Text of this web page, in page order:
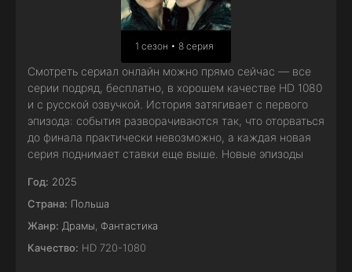
1 сезон • 8 серия
Смотреть сериал онлайн можно прямо сейчас — все
серии подряд, бесплатно, в хорошем качестве HD 1080
и с русской озвучкой. История затягивает с первого
эпизода: события разворачиваются так, что оторваться
до финала практически невозможно, а каждая новая
серия поднимает ставки еще выше. Новые эпизоды
Год: 2025
Страна: Польша
Жанр: Драмы Фантастика
Качество: HD 720-1080